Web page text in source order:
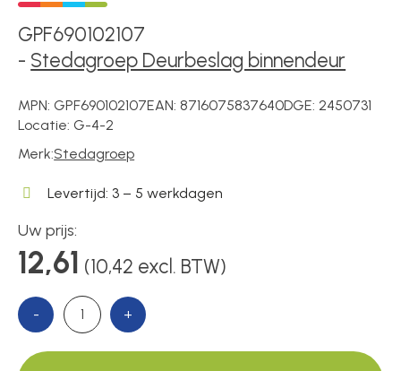
Voedingen
Over ons
GPF690102107
- Stedagroep Deurbeslag binnendeur
MPN:GPF690102107EAN:8716075837640DGE:2450731
Locatie:G-4-2
Merk:Stedagroep
Levertijd: 3 – 5 werkdagen
Uw prijs:
12,61 (10,42 excl. BTW)
- +